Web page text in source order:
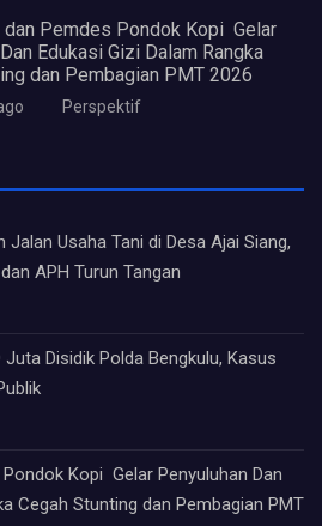
Pemdes Pondok Kopi Gelar
Edukasi Gizi Dalam Rangka
dan Pembagian PMT 2026
Perspektif
Jalan Usaha Tani di Desa Ajai Siang,
APH Turun Tangan
Disidik Polda Bengkulu, Kasus
Kopi Gelar Penyuluhan Dan
Cegah Stunting dan Pembagian PMT